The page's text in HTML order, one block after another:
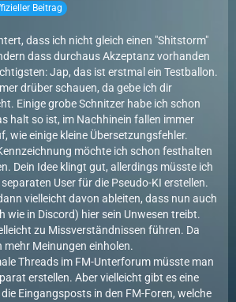
Beitrag
dass ich nicht gleich einen "Shitstorm"
dass durchaus Akzeptanz vorhanden
Jap, das ist erstmal ein Testballon.
drüber schauen, da gebe ich dir
Einige grobe Schnitzer habe ich schon
halt so ist, im Nachhinein fallen immer
wie einige kleine Übersetzungsfehler.
möchte ich schon festhalten
Dein Idee klingt gut, allerdings müsste ich
User für die Pseudo-KI erstellen.
vielleicht davon ableiten, dass nun auch
wie in Discord) hier sein Unwesen treibt.
zu Missverständnissen führen. Da
mehr Meinungen einholen.
Threads im FM-Unterforum müsste man
erstellen. Aber vielleicht gibt es eine
Eingangsposts in den FM-Foren, welche